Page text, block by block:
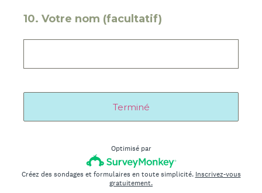
10. Votre nom (facultatif)
Terminé
Optimisé par
Créez des sondages et formulaires en toute simplicité. Inscrivez-vous
gratuitement.